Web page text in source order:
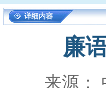
详细内容
廉
来源：